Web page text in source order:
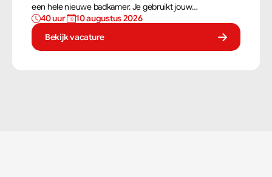
een hele nieuwe badkamer. Je gebruikt jouw
vaardigheden om tegels perfect te plaatsen. Als
tegelzetter ben je voortdurend bezig met diverse taken.
40 uur
10 augustus 2026
Bekijk vacature